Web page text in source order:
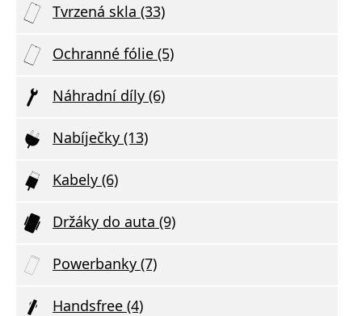
Tvrzená skla (33)
Ochranné fólie (5)
Náhradní díly (6)
Nabíječky (13)
Kabely (6)
Držáky do auta (9)
Powerbanky (7)
Handsfree (4)